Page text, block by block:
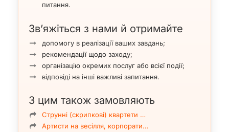
питання.
Зв’яжіться з нами й отримайте
допомогу в реалізації ваших завдань;
рекомендації щодо заходу;
організацію окремих послуг або всієї події;
відповіді на інші важливі запитання.
З цим також замовляють
Струнні (скрипкові) квартети …
Артисти на весілля, корпорати…